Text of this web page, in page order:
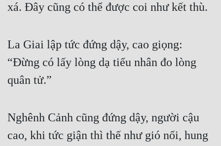
xá. Đây cũng có thể được coi như kết thù.
La Giai lập tức đứng dậy, cao giọng:
“Đừng có lấy lòng dạ tiểu nhân đo lòng
quân tử.”
Nghênh Cảnh cũng đứng dậy, người cậu
cao, khi tức giận thì thế như gió nổi, hung